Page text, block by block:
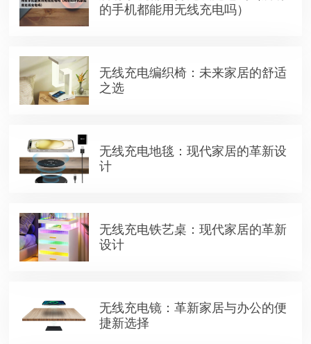
的手机都能用无线充电吗）
无线充电编织椅：未来家居的舒适
之选
无线充电地毯：现代家居的革新设
计
无线充电铁艺桌：现代家居的革新
设计
无线充电镜：革新家居与办公的便
捷新选择